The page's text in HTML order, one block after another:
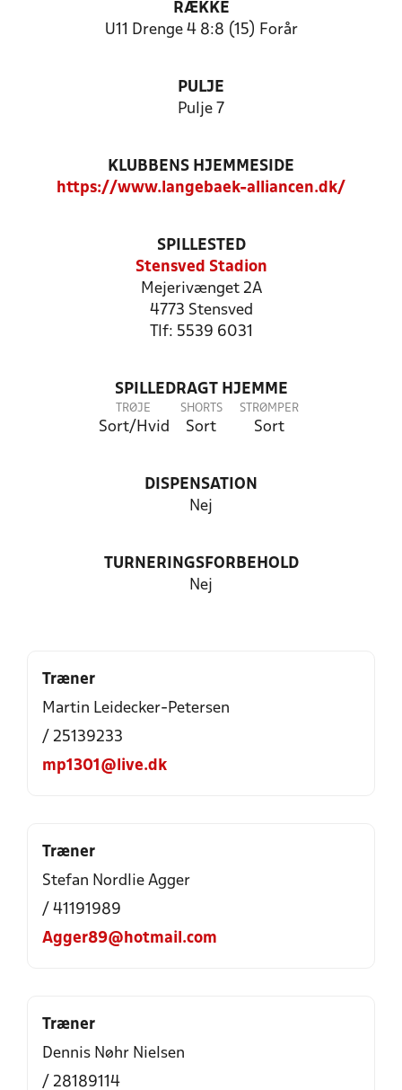
RÆKKE
U11 Drenge 4 8:8 (15) Forår
PULJE
Pulje 7
KLUBBENS HJEMMESIDE
https://www.langebaek-alliancen.dk/
SPILLESTED
Stensved Stadion
Mejerivænget 2A
4773 Stensved
Tlf: 5539 6031
SPILLEDRAGT HJEMME
TRØJE
Sort/Hvid
SHORTS
Sort
STRØMPER
Sort
DISPENSATION
Nej
TURNERINGSFORBEHOLD
Nej
Træner
Martin Leidecker-Petersen
/ 25139233
mp1301@live.dk
Træner
Stefan Nordlie Agger
/ 41191989
Agger89@hotmail.com
Træner
Dennis Nøhr Nielsen
/ 28189114